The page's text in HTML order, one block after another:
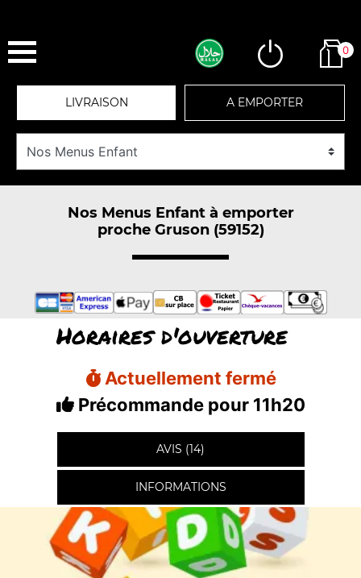
0
LIVRAISON A EMPORTER
Nos Menus Enfant à emporter
proche Gruson (59152)
Horaires d'ouverture
Actuellement fermé
Précommande pour 11h20
AVIS (14)
INFORMATIONS